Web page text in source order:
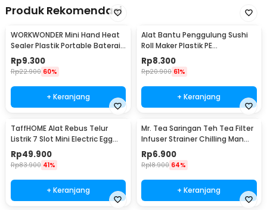
Produk Rekomendasi
WORKWONDER Mini Hand Heat
Sealer Plastik Portable Baterai
AA - LX2000A
Rp9.300
Rp22.900 60%
+ Keranjang
Alat Bantu Penggulung Sushi
Roll Maker Plastik PE
22x20.5x0.1cm - E1119
Rp8.300
Rp20.900 61%
+ Keranjang
TaffHOME Alat Rebus Telur
Listrik 7 Slot Mini Electric Egg
Cooker 350W - YS-203
Rp49.900
Rp83.900 41%
+ Keranjang
Mr. Tea Saringan Teh Tea Filter
Infuser Strainer Chilling Man
Silicon - MR03
Rp6.900
Rp18.900 64%
+ Keranjang